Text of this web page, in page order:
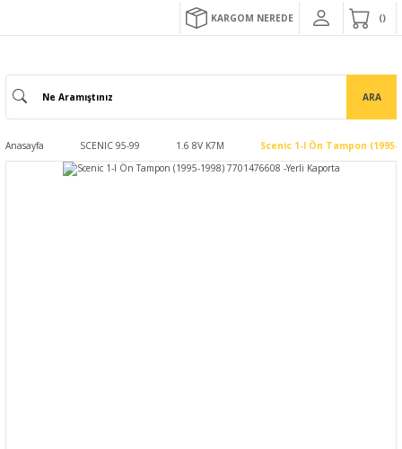
KARGOM NEREDE
ARA
Anasayfa SCENIC 95-99 1.6 8V K7M Scenic 1-I Ön Tampon